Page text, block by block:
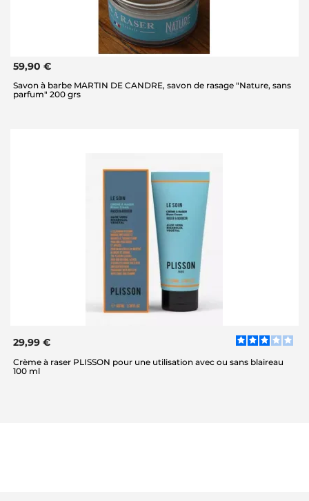
59,90 €
Savon à barbe MARTIN DE CANDRE, savon de rasage "Nature, sans
parfum" 200 grs
29,99 €
Crème à raser PLISSON pour une utilisation avec ou sans blaireau
100 ml